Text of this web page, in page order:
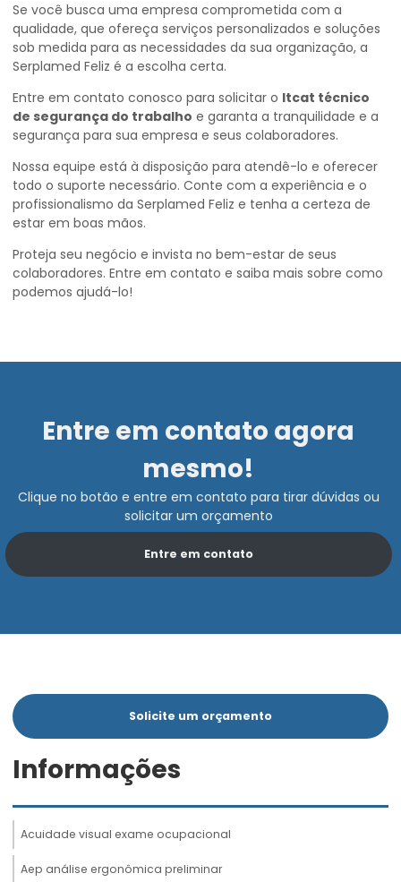
Se você busca uma empresa comprometida com a
qualidade, que ofereça serviços personalizados e soluções
sob medida para as necessidades da sua organização, a
Serplamed Feliz é a escolha certa.
Entre em contato conosco para solicitar o ltcat técnico
de segurança do trabalho e garanta a tranquilidade e a
segurança para sua empresa e seus colaboradores.
Nossa equipe está à disposição para atendê-lo e oferecer
todo o suporte necessário. Conte com a experiência e o
profissionalismo da Serplamed Feliz e tenha a certeza de
estar em boas mãos.
Proteja seu negócio e invista no bem-estar de seus
colaboradores. Entre em contato e saiba mais sobre como
podemos ajudá-lo!
Entre em contato agora
mesmo!
Clique no botão e entre em contato para tirar dúvidas ou
solicitar um orçamento
Entre em contato
Solicite um orçamento
Informações
Acuidade visual exame ocupacional
Aep análise ergonômica preliminar